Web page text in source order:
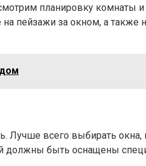
планировку
пейзажи за окном, а
всего выбирать
должны быть оснащены